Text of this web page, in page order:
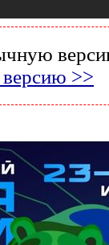
>>